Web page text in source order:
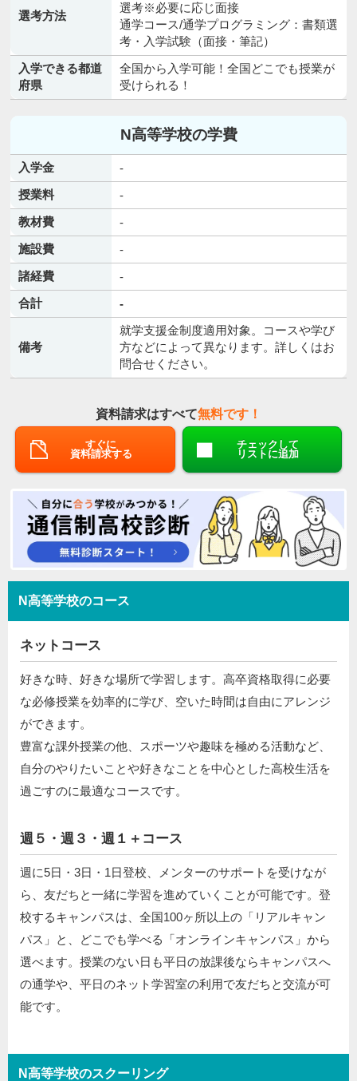
選考方法
選考※必要に応じ面接
通学コース/通学プログラミング：書類選
考・入学試験（面接・筆記）
入学できる都道
府県
全国から入学可能！全国どこでも授業が
受けられる！
N高等学校の学費
入学金
-
授業料
-
教材費
-
施設費
-
諸経費
-
合計
-
備考
就学支援金制度適用対象。コースや学び
方などによって異なります。詳しくはお
問合せください。
資料請求はすべて無料です！
すぐに
資料請求する
チェックして
リストに追加
N高等学校のコース
ネットコース
好きな時、好きな場所で学習します。高卒資格取得に必要
な必修授業を効率的に学び、空いた時間は自由にアレンジ
ができます。
豊富な課外授業の他、スポーツや趣味を極める活動など、
自分のやりたいことや好きなことを中心とした高校生活を
過ごすのに最適なコースです。
週５・週３・週１＋コース
週に5日・3日・1日登校、メンターのサポートを受けなが
ら、友だちと一緒に学習を進めていくことが可能です。登
校するキャンパスは、全国100ヶ所以上の「リアルキャン
パス」と、どこでも学べる「オンラインキャンパス」から
選べます。授業のない日も平日の放課後ならキャンパスへ
の通学や、平日のネット学習室の利用で友だちと交流が可
能です。
N高等学校のスクーリング